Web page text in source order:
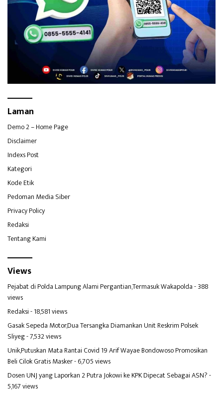
Laman
Demo 2 – Home Page
Disclaimer
Indexs Post
Kategori
Kode Etik
Pedoman Media Siber
Privacy Policy
Redaksi
Tentang Kami
Views
Pejabat di Polda Lampung Alami Pergantian,Termasuk Wakapolda- 388
views
Redaksi- 18,581 views
Gasak Sepeda Motor,Dua Tersangka Diamankan Unit Reskrim Polsek
Sliyeg- 7,532 views
Unik,Putuskan Mata Rantai Covid 19 Arif Wayae Bondowoso Promosikan
Beli Cilok Gratis Masker- 6,705 views
Dosen UNJ yang Laporkan 2 Putra Jokowi ke KPK Dipecat Sebagai ASN?-
5,167 views